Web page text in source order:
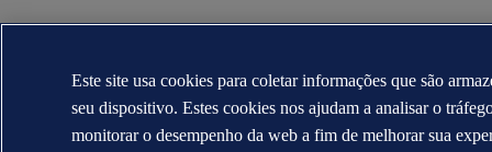
Este site usa cookies para coletar informações que são
seu dispositivo. Estes cookies nos ajudam a analisar o
monitorar o desempenho da web a fim de melhorar sua